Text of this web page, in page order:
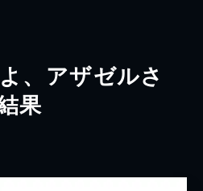
、アザゼルさ
果